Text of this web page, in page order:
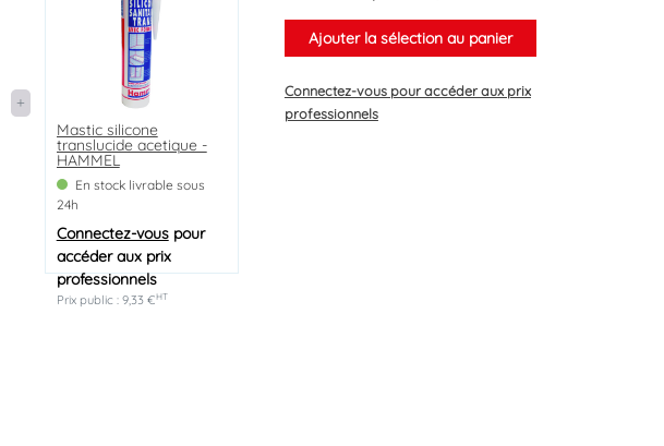
Mastic silicone
translucide acetique -
HAMMEL
En stock livrable sous
24h
Connectez-vouspour
accéder aux prix
professionnels
Prix public : 9,33 €HT
Ajouter la sélection au panier
Connectez-vouspour accéder aux prix
professionnels